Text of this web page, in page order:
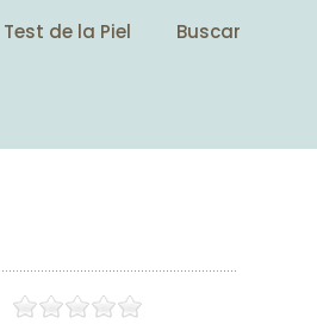
Test de la Piel
Buscar